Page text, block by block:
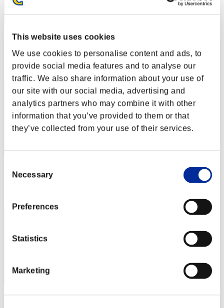
This website uses cookies
We use cookies to personalise content and ads, to
provide social media features and to analyse our
traffic. We also share information about your use of
our site with our social media, advertising and
analytics partners who may combine it with other
information that you’ve provided to them or that
they’ve collected from your use of their services.
Selection
Necessary
Preferences
Statistics
Marketing
スコア: -
RANK
2
スコア: -